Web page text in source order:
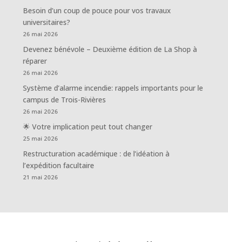
Besoin d’un coup de pouce pour vos travaux
universitaires?
26 mai 2026
Devenez bénévole – Deuxième édition de La Shop à
réparer
26 mai 2026
Système d’alarme incendie: rappels importants pour le
campus de Trois-Rivières
26 mai 2026
🌟 Votre implication peut tout changer
25 mai 2026
Restructuration académique : de l’idéation à
l’expédition facultaire
21 mai 2026